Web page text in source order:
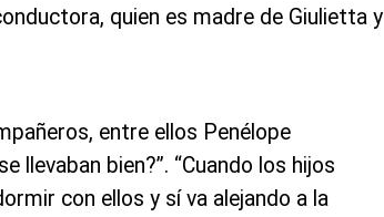
quien es madre de Giulietta y
entre ellos Penélope
llevaban bien?”. “Cuando los hijos
con ellos y sí va alejando a la